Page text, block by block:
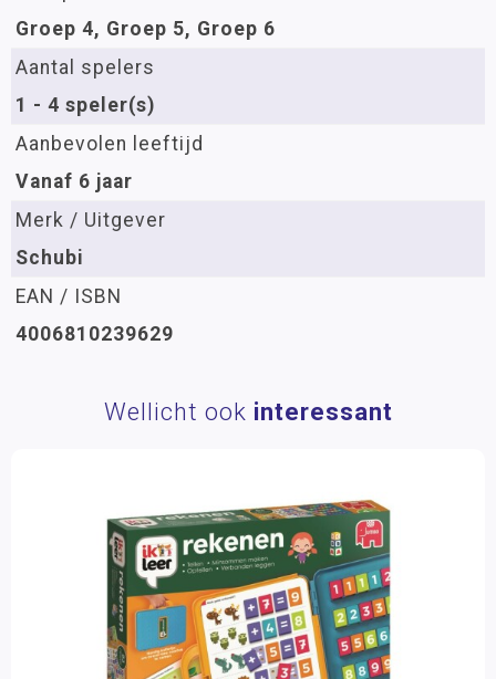
Groep 4, Groep 5, Groep 6
Aantal spelers
1 - 4 speler(s)
Aanbevolen leeftijd
Vanaf 6 jaar
Merk / Uitgever
Schubi
EAN / ISBN
4006810239629
Wellicht ook interessant